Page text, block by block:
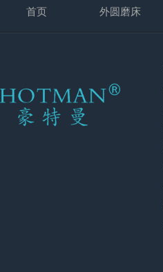
首页 外圆磨床